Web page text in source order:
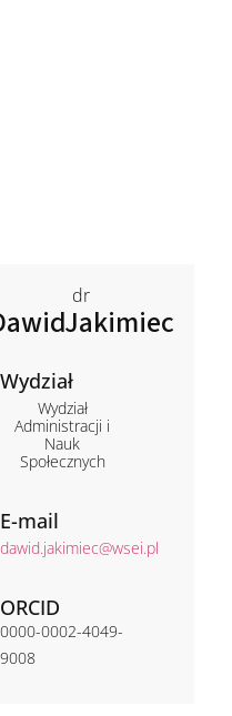
dr
Jakimiec
Wydział
Wydział
Administracji i
Nauk
Społecznych
E-mail
dawid.jakimiec@wsei.pl
ORCID
0000-0002-4049-
9008